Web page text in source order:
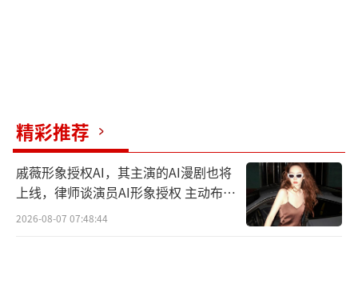
精彩推荐
戚薇形象授权AI，其主演的AI漫剧也将
上线，律师谈演员AI形象授权 主动布局
数字资产
2026-08-07 07:48:44